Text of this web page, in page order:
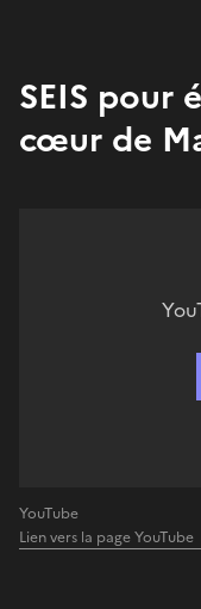
SEIS pour
cœur de
YouTube
Lien vers la page YouTube